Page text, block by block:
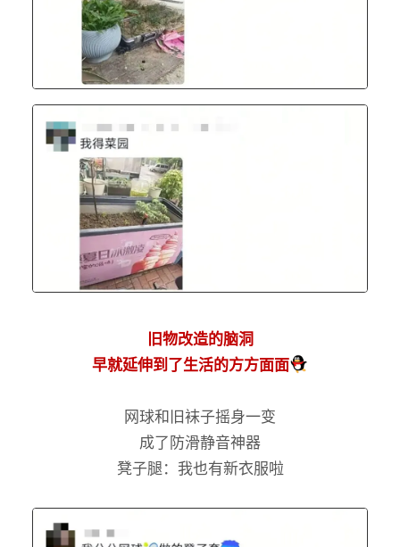
旧物改造的脑洞
早就延伸到了生活的方方面面
网球和旧袜子摇身一变
成了防滑静音神器
凳子腿：我也有新衣服啦